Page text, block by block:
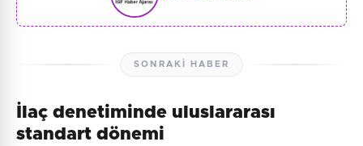
SONRAKI HABER
İlaç denetiminde uluslararası
standart dönemi